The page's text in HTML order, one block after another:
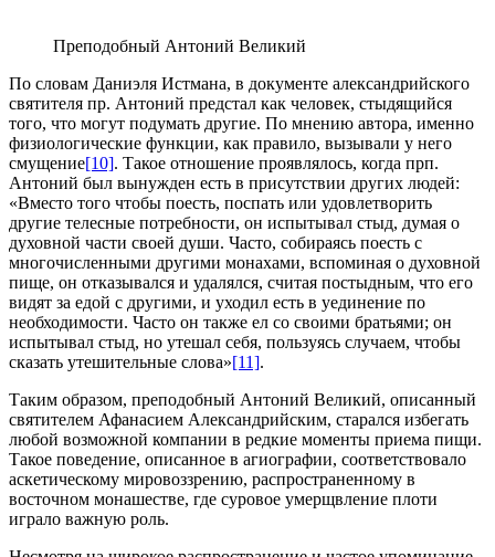
Преподобный Антоний Великий
По словам Даниэля Истмана, в документе александрийского
святителя пр. Антоний предстал как человек, стыдящийся
того, что могут подумать другие. По мнению автора, именно
физиологические функции, как правило, вызывали у него
смущение[10]. Такое отношение проявлялось, когда прп.
Антоний был вынужден есть в присутствии других людей:
«Вместо того чтобы поесть, поспать или удовлетворить
другие телесные потребности, он испытывал стыд, думая о
духовной части своей души. Часто, собираясь поесть с
многочисленными другими монахами, вспоминая о духовной
пище, он отказывался и удалялся, считая постыдным, что его
видят за едой с другими, и уходил есть в уединение по
необходимости. Часто он также ел со своими братьями; он
испытывал стыд, но утешал себя, пользуясь случаем, чтобы
сказать утешительные слова»[11].
Таким образом, преподобный Антоний Великий, описанный
святителем Афанасием Александрийским, старался избегать
любой возможной компании в редкие моменты приема пищи.
Такое поведение, описанное в агиографии, соответствовало
аскетическому мировоззрению, распространенному в
восточном монашестве, где суровое умерщвление плоти
играло важную роль.